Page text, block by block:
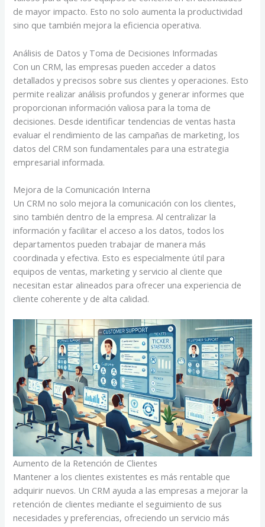
de mayor impacto. Esto no solo aumenta la productividad
sino que también mejora la eficiencia operativa.
Análisis de Datos y Toma de Decisiones Informadas
Con un CRM, las empresas pueden acceder a datos
detallados y precisos sobre sus clientes y operaciones. Esto
permite realizar análisis profundos y generar informes que
proporcionan información valiosa para la toma de
decisiones. Desde identificar tendencias de ventas hasta
evaluar el rendimiento de las campañas de marketing, los
datos del CRM son fundamentales para una estrategia
empresarial informada.
Mejora de la Comunicación Interna
Un CRM no solo mejora la comunicación con los clientes,
sino también dentro de la empresa. Al centralizar la
información y facilitar el acceso a los datos, todos los
departamentos pueden trabajar de manera más
coordinada y efectiva. Esto es especialmente útil para
equipos de ventas, marketing y servicio al cliente que
necesitan estar alineados para ofrecer una experiencia de
cliente coherente y de alta calidad.
Aumento de la Retención de Clientes
Mantener a los clientes existentes es más rentable que
adquirir nuevos. Un CRM ayuda a las empresas a mejorar la
retención de clientes mediante el seguimiento de sus
necesidades y preferencias, ofreciendo un servicio más